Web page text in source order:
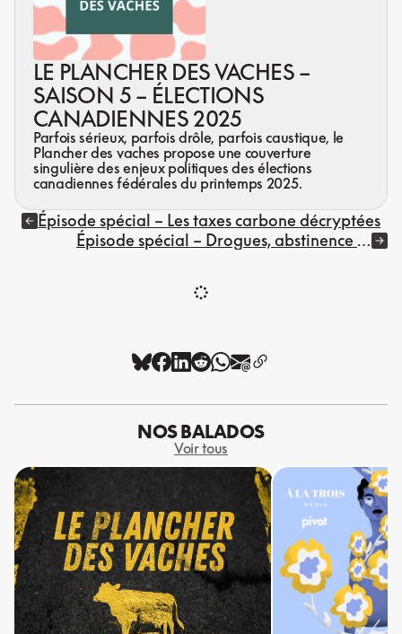
LE PLANCHER DES VACHES –
SAISON 5 – ÉLECTIONS
CANADIENNES 2025
Parfois sérieux, parfois drôle, parfois caustique, le
Plancher des vaches propose une couverture
singulière des enjeux politiques des élections
canadiennes fédérales du printemps 2025.
Épisode spécial – Les taxes carbone décryptées
Épisode spécial – Drogues, abstinence et
NOS BALADOS
Voir tous